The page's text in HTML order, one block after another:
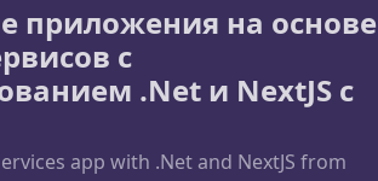
приложения на основе
с
.Net и NextJS с
app with .Net and NextJS from